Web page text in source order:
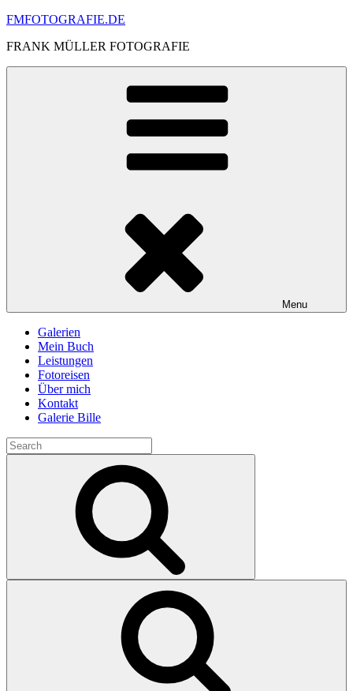
Skip
content
FMFOTOGRAFIE.DE
FRANK MÜLLER FOTOGRAFIE
Menu
Galerien
Mein Buch
Leistungen
Fotoreisen
Über mich
Kontakt
Galerie Bille
Search
for: